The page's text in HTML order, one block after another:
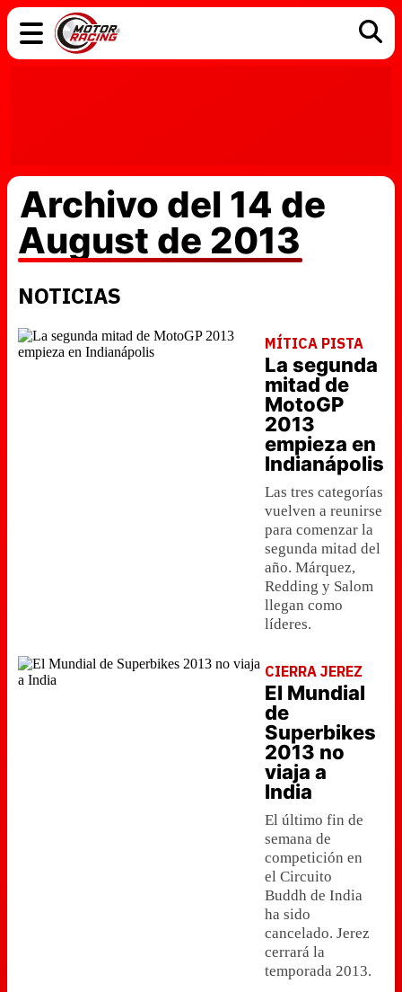
Archivo del 14 de
August de 2013
NOTICIAS
MÍTICA PISTA
La segunda
mitad de
MotoGP
2013
empieza en
Indianápolis
Las tres categorías
vuelven a reunirse
para comenzar la
segunda mitad del
año. Márquez,
Redding y Salom
llegan como
líderes.
CIERRA JEREZ
El Mundial
de
Superbikes
2013 no
viaja a
India
El último fin de
semana de
competición en
el Circuito
Buddh de India
ha sido
cancelado. Jerez
cerrará la
temporada 2013.